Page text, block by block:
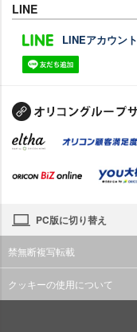
LINE
LINEアカウン
PC版に切り替え
禁無断複写転載
クッキーの使用について